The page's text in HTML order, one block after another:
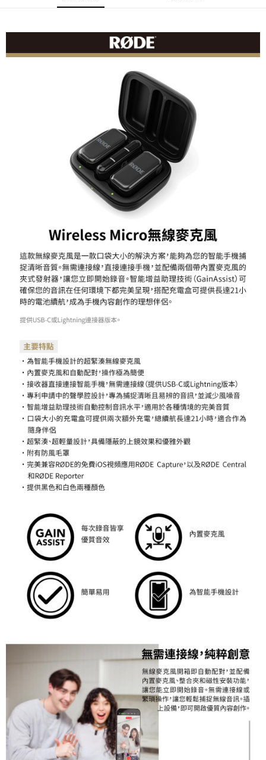
３．安心：先確認商品／服務後，再付款。
【「AFTEE先享後付」結帳流程】
結帳頁面，進行簡訊認證並確認金額後，即可完成結帳。
２．訂單成立數日內，您將收到繳費通知簡訊。
３．收到繳費通知簡訊後14天內，點擊此簡訊中的連結，可透過四大超商／
ATM／網路銀行／等多元方式進行付款，方視為交易完成。
※ 請注意：結帳手續完成當下不需立刻繳費，但若您需要取消訂單，請聯絡
購買商品的店家。未經商家同意取消之訂單仍視為有效，需透過AFTEE先享
※ 交易是否成功請以「AFTEE先享後付 」之結帳頁面顯示為準，若有關於
是否繳費成功／繳費後需取消欲退款等相關疑問，請聯繫「AFTEE先享後付
https://netprotections.freshdesk.com/support/home
１．透過由恩沛科技股份有限公司提供之「AFTEE先享後付」服務完成之交
易，需依本服務之必要範圍內提供個人資料，並將交易相關給付款項請求債
權轉讓予恩沛科技股份有限公司。
２．關於個人資料處理事宜，請瀏覽以下網址：
３．未成年的使用者請事先徵得法定代理人或監護人之同意方可使用
「AFTEE先享後付」，若未經同意申辦者引起之損失，本公司不負相關責
任。
４．使用「AFTEE先享後付」時，將依據個別帳號之用戶狀況，依本公司即
時審查核予不同之上限額度；若仍有額度不足之情形，本公司將視審查結果
５．嚴禁一人註冊多個帳號或使用他人資訊註冊。若發現惡意使用之情形，
每筆NT$60，滿NT$399(含以上)免運費
每筆NT$60，滿NT$399(含以上)免運費
每筆NT$60，滿NT$399(含以上)免運費
每筆NT$75，滿NT$399(含以上)免運費